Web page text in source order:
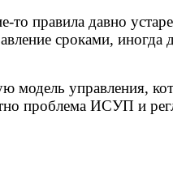
правила давно
сроками, иногда
модель управления,
проблема ИСУП и